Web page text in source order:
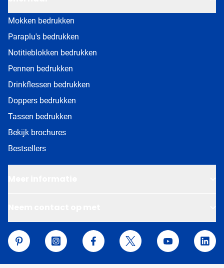
Mokken bedrukken
Paraplu's bedrukken
Notitieblokken bedrukken
Pennen bedrukken
Drinkflessen bedrukken
Doppers bedrukken
Tassen bedrukken
Bekijk brochures
Bestsellers
Van Helden Relatiegeschenken
Pinterest
Instagram Facebook Twitter YouTube